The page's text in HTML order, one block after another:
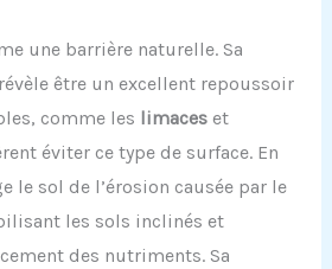
une barrière naturelle. Sa
être un excellent repoussoir
comme les limaceset
éviter ce type de surface. En
le sol de l’érosion causée par le
les sols inclinés et
des nutriments. Sa